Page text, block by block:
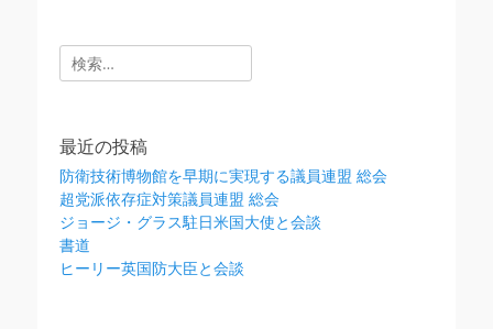
検
索:
最近の投稿
防衛技術博物館を早期に実現する議員連盟 総会
超党派依存症対策議員連盟 総会
ジョージ・グラス駐日米国大使と会談
書道
ヒーリー英国防大臣と会談